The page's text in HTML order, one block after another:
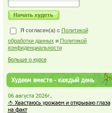
Я согласен(а) с Политикой
обработки данных и Политикой
конфиденциальности
Больше о курсе
Худеем вместе - каждый день
06 августа 2026г.
🍅 Хвастаюсь урожаем и открываю глаза
на факт